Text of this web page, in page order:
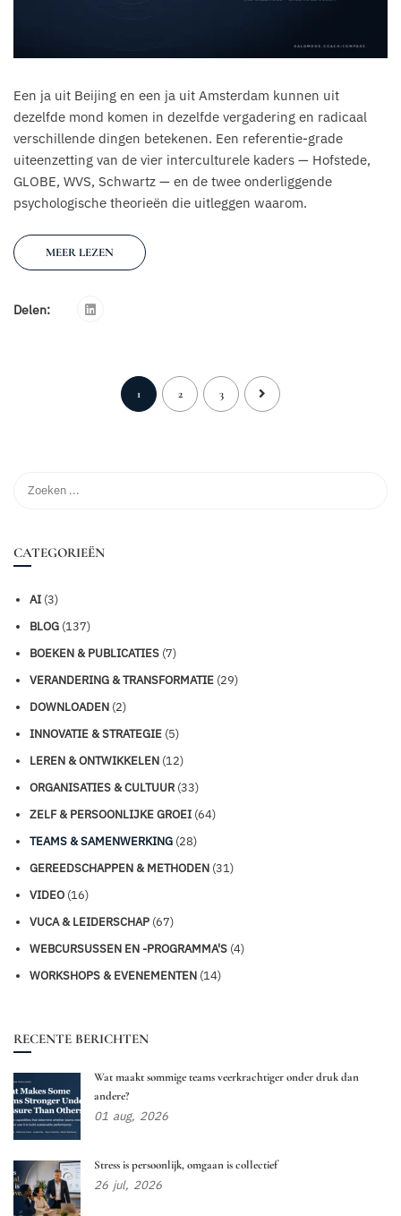
Een ja uit Beijing en een ja uit Amsterdam kunnen uit
dezelfde mond komen in dezelfde vergadering en radicaal
verschillende dingen betekenen. Een referentie-grade
uiteenzetting van de vier interculturele kaders — Hofstede,
GLOBE, WVS, Schwartz — en de twee onderliggende
psychologische theorieën die uitleggen waarom.
MEER LEZEN
Delen:
1 2 3
CATEGORIEËN
AI (3)
BLOG (137)
BOEKEN & PUBLICATIES (7)
VERANDERING & TRANSFORMATIE (29)
DOWNLOADEN (2)
INNOVATIE & STRATEGIE (5)
LEREN & ONTWIKKELEN (12)
ORGANISATIES & CULTUUR (33)
ZELF & PERSOONLIJKE GROEI (64)
TEAMS & SAMENWERKING (28)
GEREEDSCHAPPEN & METHODEN (31)
VIDEO (16)
VUCA & LEIDERSCHAP (67)
WEBCURSUSSEN EN -PROGRAMMA'S (4)
WORKSHOPS & EVENEMENTEN (14)
RECENTE BERICHTEN
Wat maakt sommige teams veerkrachtiger onder druk dan
andere?
01 aug, 2026
Stress is persoonlijk, omgaan is collectief
26 jul, 2026